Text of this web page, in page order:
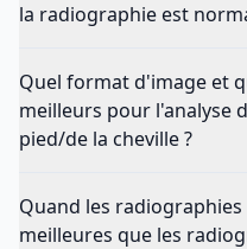
la radiographie est
Quel format d'image et
meilleurs pour l'analyse
pied/de la cheville ?
Quand les
meilleures que les